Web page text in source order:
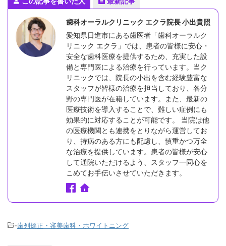
歯科オーラルクリニック エクラ院長 小出貴照
愛知県日進市にある歯医者「歯科オーラルク
リニック エクラ」では、患者の皆様に安心・
安全な歯科医療を提供するため、充実した設
備と専門医による治療を行っています。当ク
リニックでは、院長の小出を含む経験豊富な
スタッフが皆様の治療を担当しており、各分
野の専門医が在籍しています。また、最新の
医療技術を導入することで、難しい症例にも
効果的に対応することが可能です。 当院は他
の医療機関とも連携をとりながら運営してお
り、持病のある方にも配慮し、慎重かつ万全
な治療を提供しています。患者の皆様が安心
して通院いただけるよう、スタッフ一同心を
こめてお手伝いさせていただきます。
-歯列矯正・審美歯科・ホワイトニング